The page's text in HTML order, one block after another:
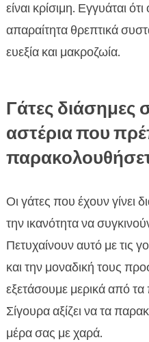
είναι κρίσιμη. Εγγυάται
απαραίτητα θρεπτικά
ευεξία και μακροζωία.
Γάτες διάσημες
αστέρια που
Οι γάτες που έχουν γίνει
την ικανότητα να
Πετυχαίνουν αυτό με τις
και την μοναδική τους
εξετάσουμε μερικά από
Σίγουρα αξίζει να τα
μέρα σας με χαρά.